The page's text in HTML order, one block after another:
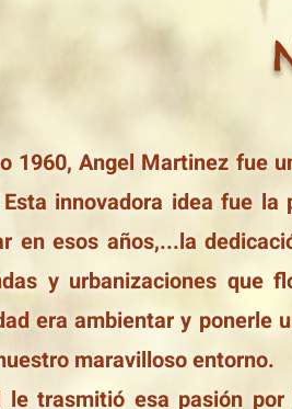
1960, Angel Martinez fue
innovadora idea fue
en esos años,...la
y urbanizaciones que
era ambientar y ponerle
maravilloso entorno.
le trasmitió esa pasión